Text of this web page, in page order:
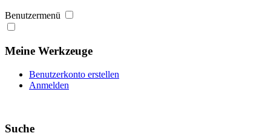
Benutzermenü
Meine Werkzeuge
Benutzerkonto erstellen
Anmelden
Suche